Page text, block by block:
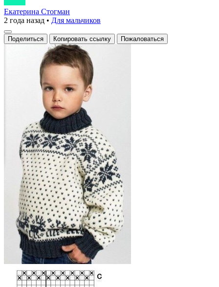
Екатерина Стогман
2 года назад • Для мальчиков
Поделиться Копировать ссылку Пожаловаться